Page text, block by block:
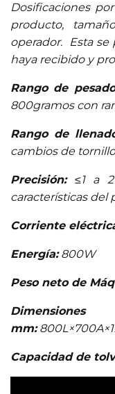
Dosificaciones
producto,
operador. Esta se
haya recibido y
Rango de
800gramos con
Rango de
cambios de
Precisión:≤1 a
características del
Corriente
Energía:800W
Peso neto de
mm:
Capacidad de